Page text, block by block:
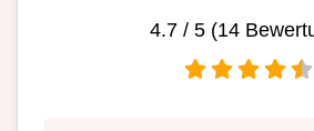
4.7 / 5 (14